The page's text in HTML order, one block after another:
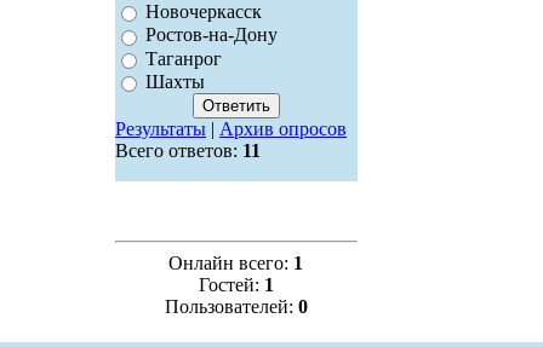
Новочеркасск
Ростов-на-Дону
Таганрог
Шахты
Результаты| Архив опросов
Всего ответов: 11
Онлайн всего: 1
Гостей: 1
Пользователей: 0